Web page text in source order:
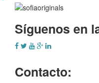
Síguenos en
Contacto: